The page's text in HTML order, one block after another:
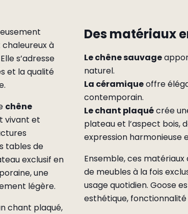
à
s’adresse
et la qualité
chêne
vivant et
tables de
exclusif en
une
légère.
chant plaqué,
Des matériaux
Le chêne sauvage
naturel.
La céramiqueoffre
contemporain.
Le chant plaquécrée
plateau et l’aspect bois,
expression harmonieuse
Ensemble, ces
de meubles à la fois
usage quotidien. Goose
esthétique,